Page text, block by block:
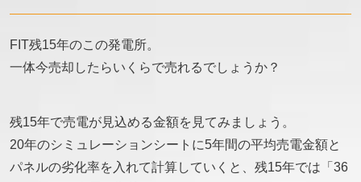
FIT残15年のこの発電所。
一体今売却したらいくらで売れるでしょうか？
残15年で売電が見込める金額を見てみましょう。
20年のシミュレーションシートに5年間の平均売電金額と
パネルの劣化率を入れて計算していくと、残15年では 「36